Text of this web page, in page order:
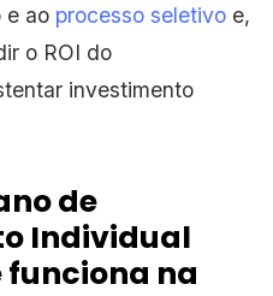
e ao processo seletivo e,
o ROI do
investimento
de
Individual
funciona na